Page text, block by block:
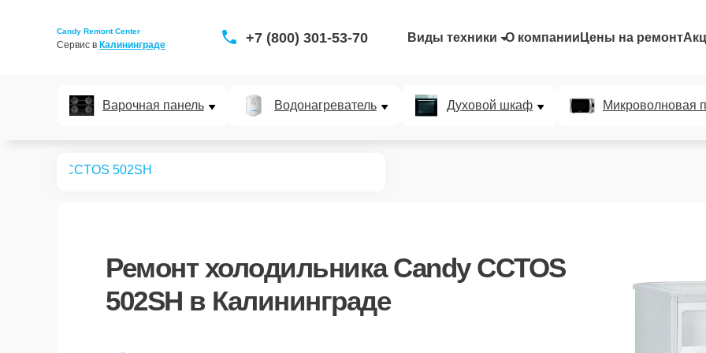
Candy Remont Center
Сервис в Калининграде +7 (800) 301-53-70 Виды техники О компании Цены на ремонт
Варочная панель Водонагреватель Духовой шкаф Микроволновая
CCTOS 502SH
Ремонтхолодильника Candy CCTOS
502SH в Калининграде